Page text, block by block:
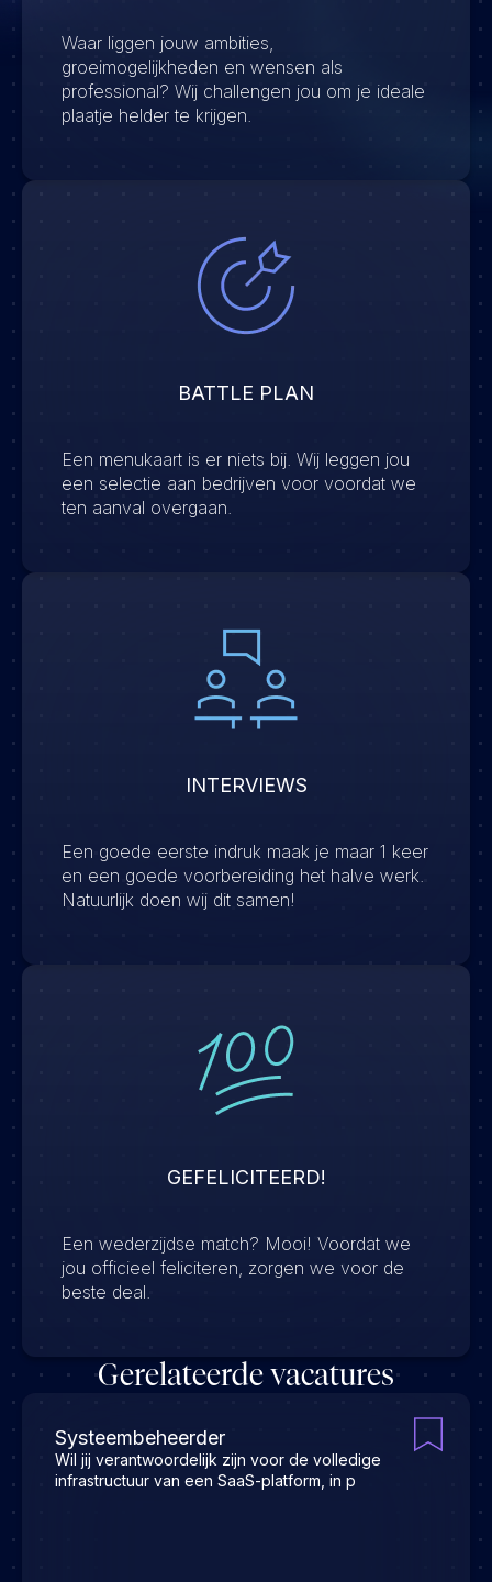
Waar liggen jouw ambities,
groeimogelijkheden en wensen als
professional? Wij challengen jou om je ideale
plaatje helder te krijgen.
BATTLE PLAN
Een menukaart is er niets bij. Wij leggen jou
een selectie aan bedrijven voor voordat we
ten aanval overgaan.
INTERVIEWS
Een goede eerste indruk maak je maar 1 keer
en een goede voorbereiding het halve werk.
Natuurlijk doen wij dit samen!
GEFELICITEERD!
Een wederzijdse match? Mooi! Voordat we
jou officieel feliciteren, zorgen we voor de
beste deal.
Gerelateerde vacatures
Systeembeheerder
Wil jij verantwoordelijk zijn voor de volledige
infrastructuur van een SaaS-platform, in p